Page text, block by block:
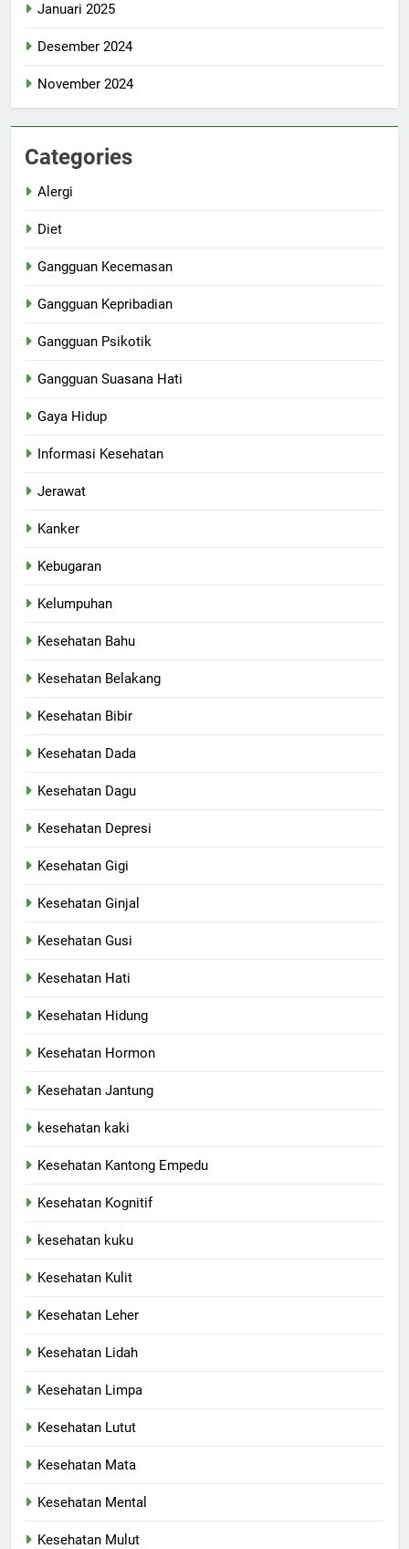
Januari 2025
Desember 2024
November 2024
Categories
Alergi
Diet
Gangguan Kecemasan
Gangguan Kepribadian
Gangguan Psikotik
Gangguan Suasana Hati
Gaya Hidup
Informasi Kesehatan
Jerawat
Kanker
Kebugaran
Kelumpuhan
Kesehatan Bahu
Kesehatan Belakang
Kesehatan Bibir
Kesehatan Dada
Kesehatan Dagu
Kesehatan Depresi
Kesehatan Gigi
Kesehatan Ginjal
Kesehatan Gusi
Kesehatan Hati
Kesehatan Hidung
Kesehatan Hormon
Kesehatan Jantung
kesehatan kaki
Kesehatan Kantong Empedu
Kesehatan Kognitif
kesehatan kuku
Kesehatan Kulit
Kesehatan Leher
Kesehatan Lidah
Kesehatan Limpa
Kesehatan Lutut
Kesehatan Mata
Kesehatan Mental
Kesehatan Mulut